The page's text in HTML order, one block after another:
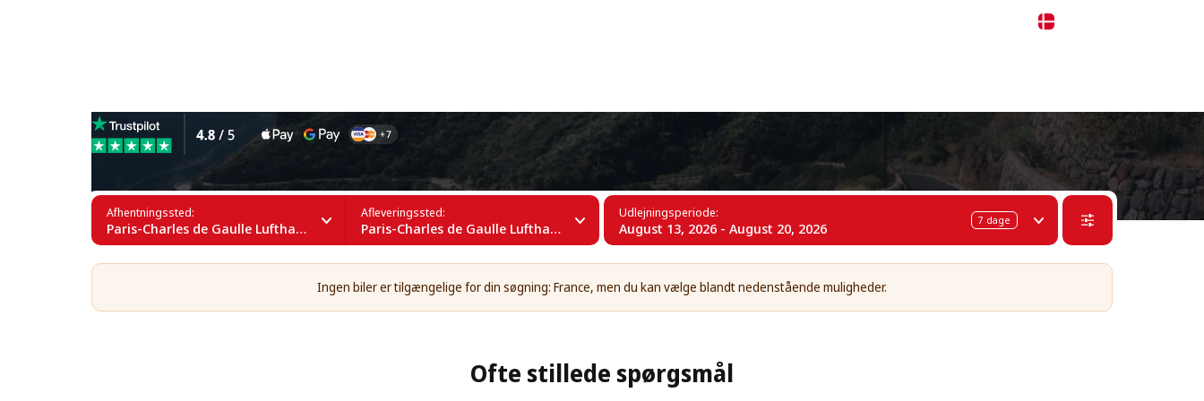
Afhentningssted:
Paris-Charles de Gaulle Lufthavn (CDG)
Afleveringssted:
Paris-Charles de Gaulle Lufthavn (CDG)
Udlejningsperiode:
August 13, 2026 - August 20, 2026 7 dage
Ingen biler er tilgængelige for din søgning: France, men du kan vælge blandt nedenstående muligheder.
Ofte stillede spørgsmål